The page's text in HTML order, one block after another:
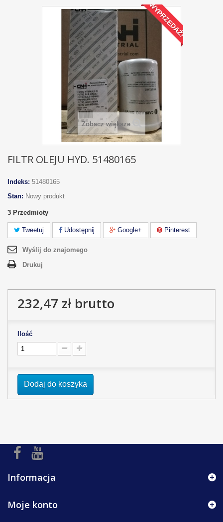
WYPRZEDAŻ!
Zobacz większe
FILTR OLEJU HYD. 51480165
Indeks: 51480165
Stan: Nowy produkt
3 Przedmioty
Tweetuj Udostępnij Google+ Pinterest
Wyślij do znajomego
Drukuj
232,47 złbrutto
Ilość
Dodaj do koszyka
Informacja
Moje konto